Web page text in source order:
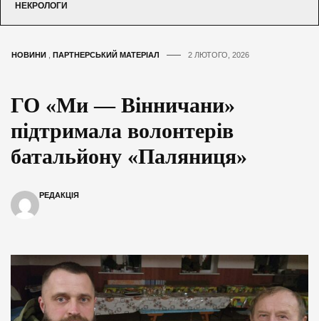
НЕКРОЛОГИ
НОВИНИ ПАРТНЕРСЬКИЙ МАТЕРІАЛ 2 ЛЮТОГО, 2026
ГО «Ми — Вінничани»
підтримала волонтерів
батальйону «Паляниця»
РЕДАКЦІЯ